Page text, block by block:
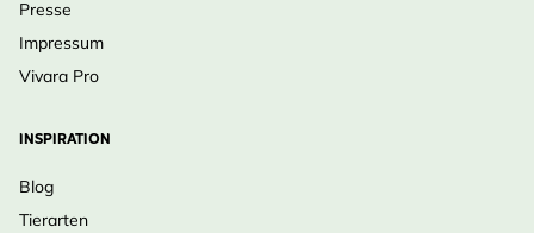
Presse
Impressum
Vivara Pro
INSPIRATION
Blog
Tierarten